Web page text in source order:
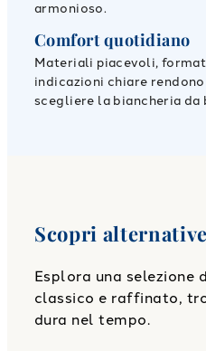
armonioso.
Comfort quotidiano
Materiali piacevoli,
indicazioni chiare
scegliere la biancheria da
Scopri
Esplora una
classico e raffinato,
dura nel tempo.